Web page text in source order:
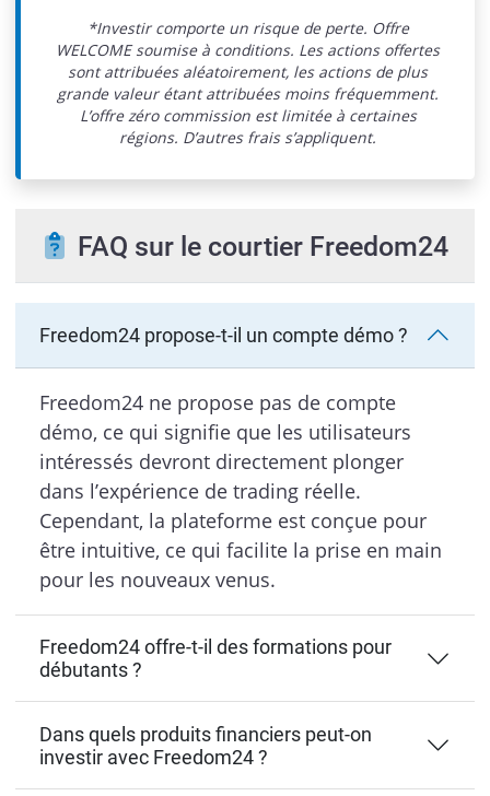
*Investir comporte un risque de perte. Offre
WELCOME soumise à conditions. Les actions offertes
sont attribuées aléatoirement, les actions de plus
grande valeur étant attribuées moins fréquemment.
L’offre zéro commission est limitée à certaines
régions. D’autres frais s’appliquent.
FAQ sur le courtier Freedom24
Freedom24 propose-t-il un compte démo ?
Freedom24 ne propose pas de compte
démo, ce qui signifie que les utilisateurs
intéressés devront directement plonger
dans l’expérience de trading réelle.
Cependant, la plateforme est conçue pour
être intuitive, ce qui facilite la prise en main
pour les nouveaux venus.
Freedom24 offre-t-il des formations pour
débutants ?
Dans quels produits financiers peut-on
investir avec Freedom24 ?